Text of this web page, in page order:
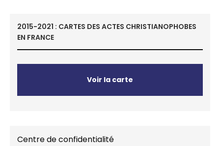
2015-2021 : CARTES DES ACTES CHRISTIANOPHOBES
EN FRANCE
Voir la carte
Centre de confidentialité